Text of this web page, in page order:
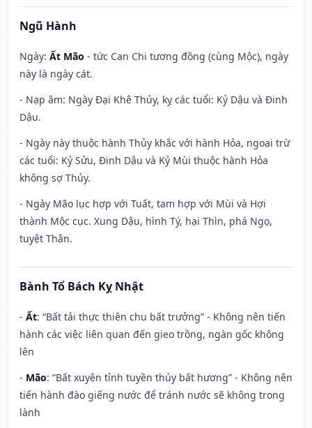
Ngũ Hành
Ngày: Ất Mão - tức Can Chi tương đồng (cùng Mộc), ngày
này là ngày cát.
- Nạp âm: Ngày Đại Khê Thủy, kỵ các tuổi: Kỷ Dậu và Đinh
Dậu.
- Ngày này thuộc hành Thủy khắc với hành Hỏa, ngoại trừ
các tuổi: Kỷ Sửu, Đinh Dậu và Kỷ Mùi thuộc hành Hỏa
không sợ Thủy.
- Ngày Mão lục hợp với Tuất, tam hợp với Mùi và Hợi
thành Mộc cục. Xung Dậu, hình Tý, hại Thìn, phá Ngọ,
tuyệt Thân.
Bành Tổ Bách Kỵ Nhật
- Ất: “Bất tải thực thiên chu bất trưởng” - Không nên tiến
hành các việc liên quan đến gieo trồng, ngàn gốc không
lên
- Mão: “Bất xuyên tỉnh tuyền thủy bất hương” - Không nên
tiến hành đào giếng nước để tránh nước sẽ không trong
lành